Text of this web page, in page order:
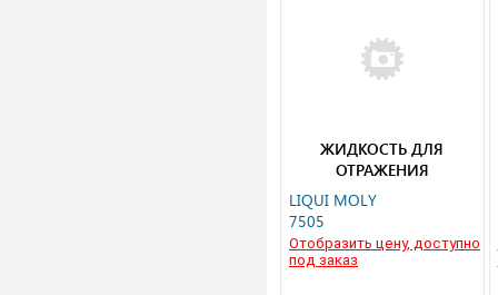
ЖИДКОСТЬ ДЛЯ
ОТРАЖЕНИЯ
ДОЖДЕВЫХ КАПЕЛЬ
FIX-KLAR
REGENABWEISER 0,125Л
LIQUI MOLY
7505
Отобразить цену, доступно
под заказ